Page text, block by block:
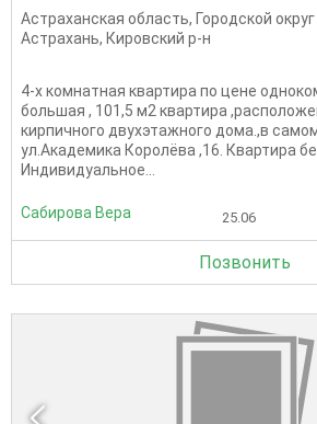
Астраханская область, Городской
Астрахань, Кировский р-н
4-х комнатная квартира по цене
большая , 101,5 м2 квартира
кирпичного двухэтажного дома.,в
ул.Академика Королёва ,16. Квартира
Индивидуальное...
Сабирова Вера 25.06
Позвонить